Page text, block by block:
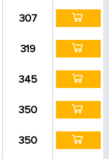
307
319
345
350
350